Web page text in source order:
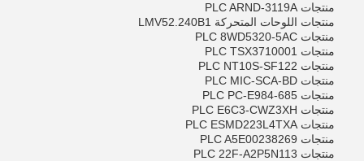
منتجات PLC ARND-3119A
منتجات اللوحات المتحركة LMV52.240B1
منتجات PLC 8WD5320-5AC
منتجات PLC TSX3710001
منتجات PLC NT10S-SF122
منتجات PLC MIC-SCA-BD
منتجات PLC PC-E984-685
منتجات PLC E6C3-CWZ3XH
منتجات PLC ESMD223L4TXA
منتجات PLC A5E00238269
منتجات PLC 22F-A2P5N113